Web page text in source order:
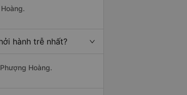
hành trễ nhất?
Hoàng.